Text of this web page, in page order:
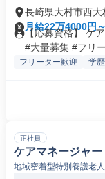
長崎県大村市西大
月給22万4000円
【応募資格】 ケ
#大量募集 #フリー
フリーター歓迎 学
正社員
ケアマネージャー
地域密着型特別養護老